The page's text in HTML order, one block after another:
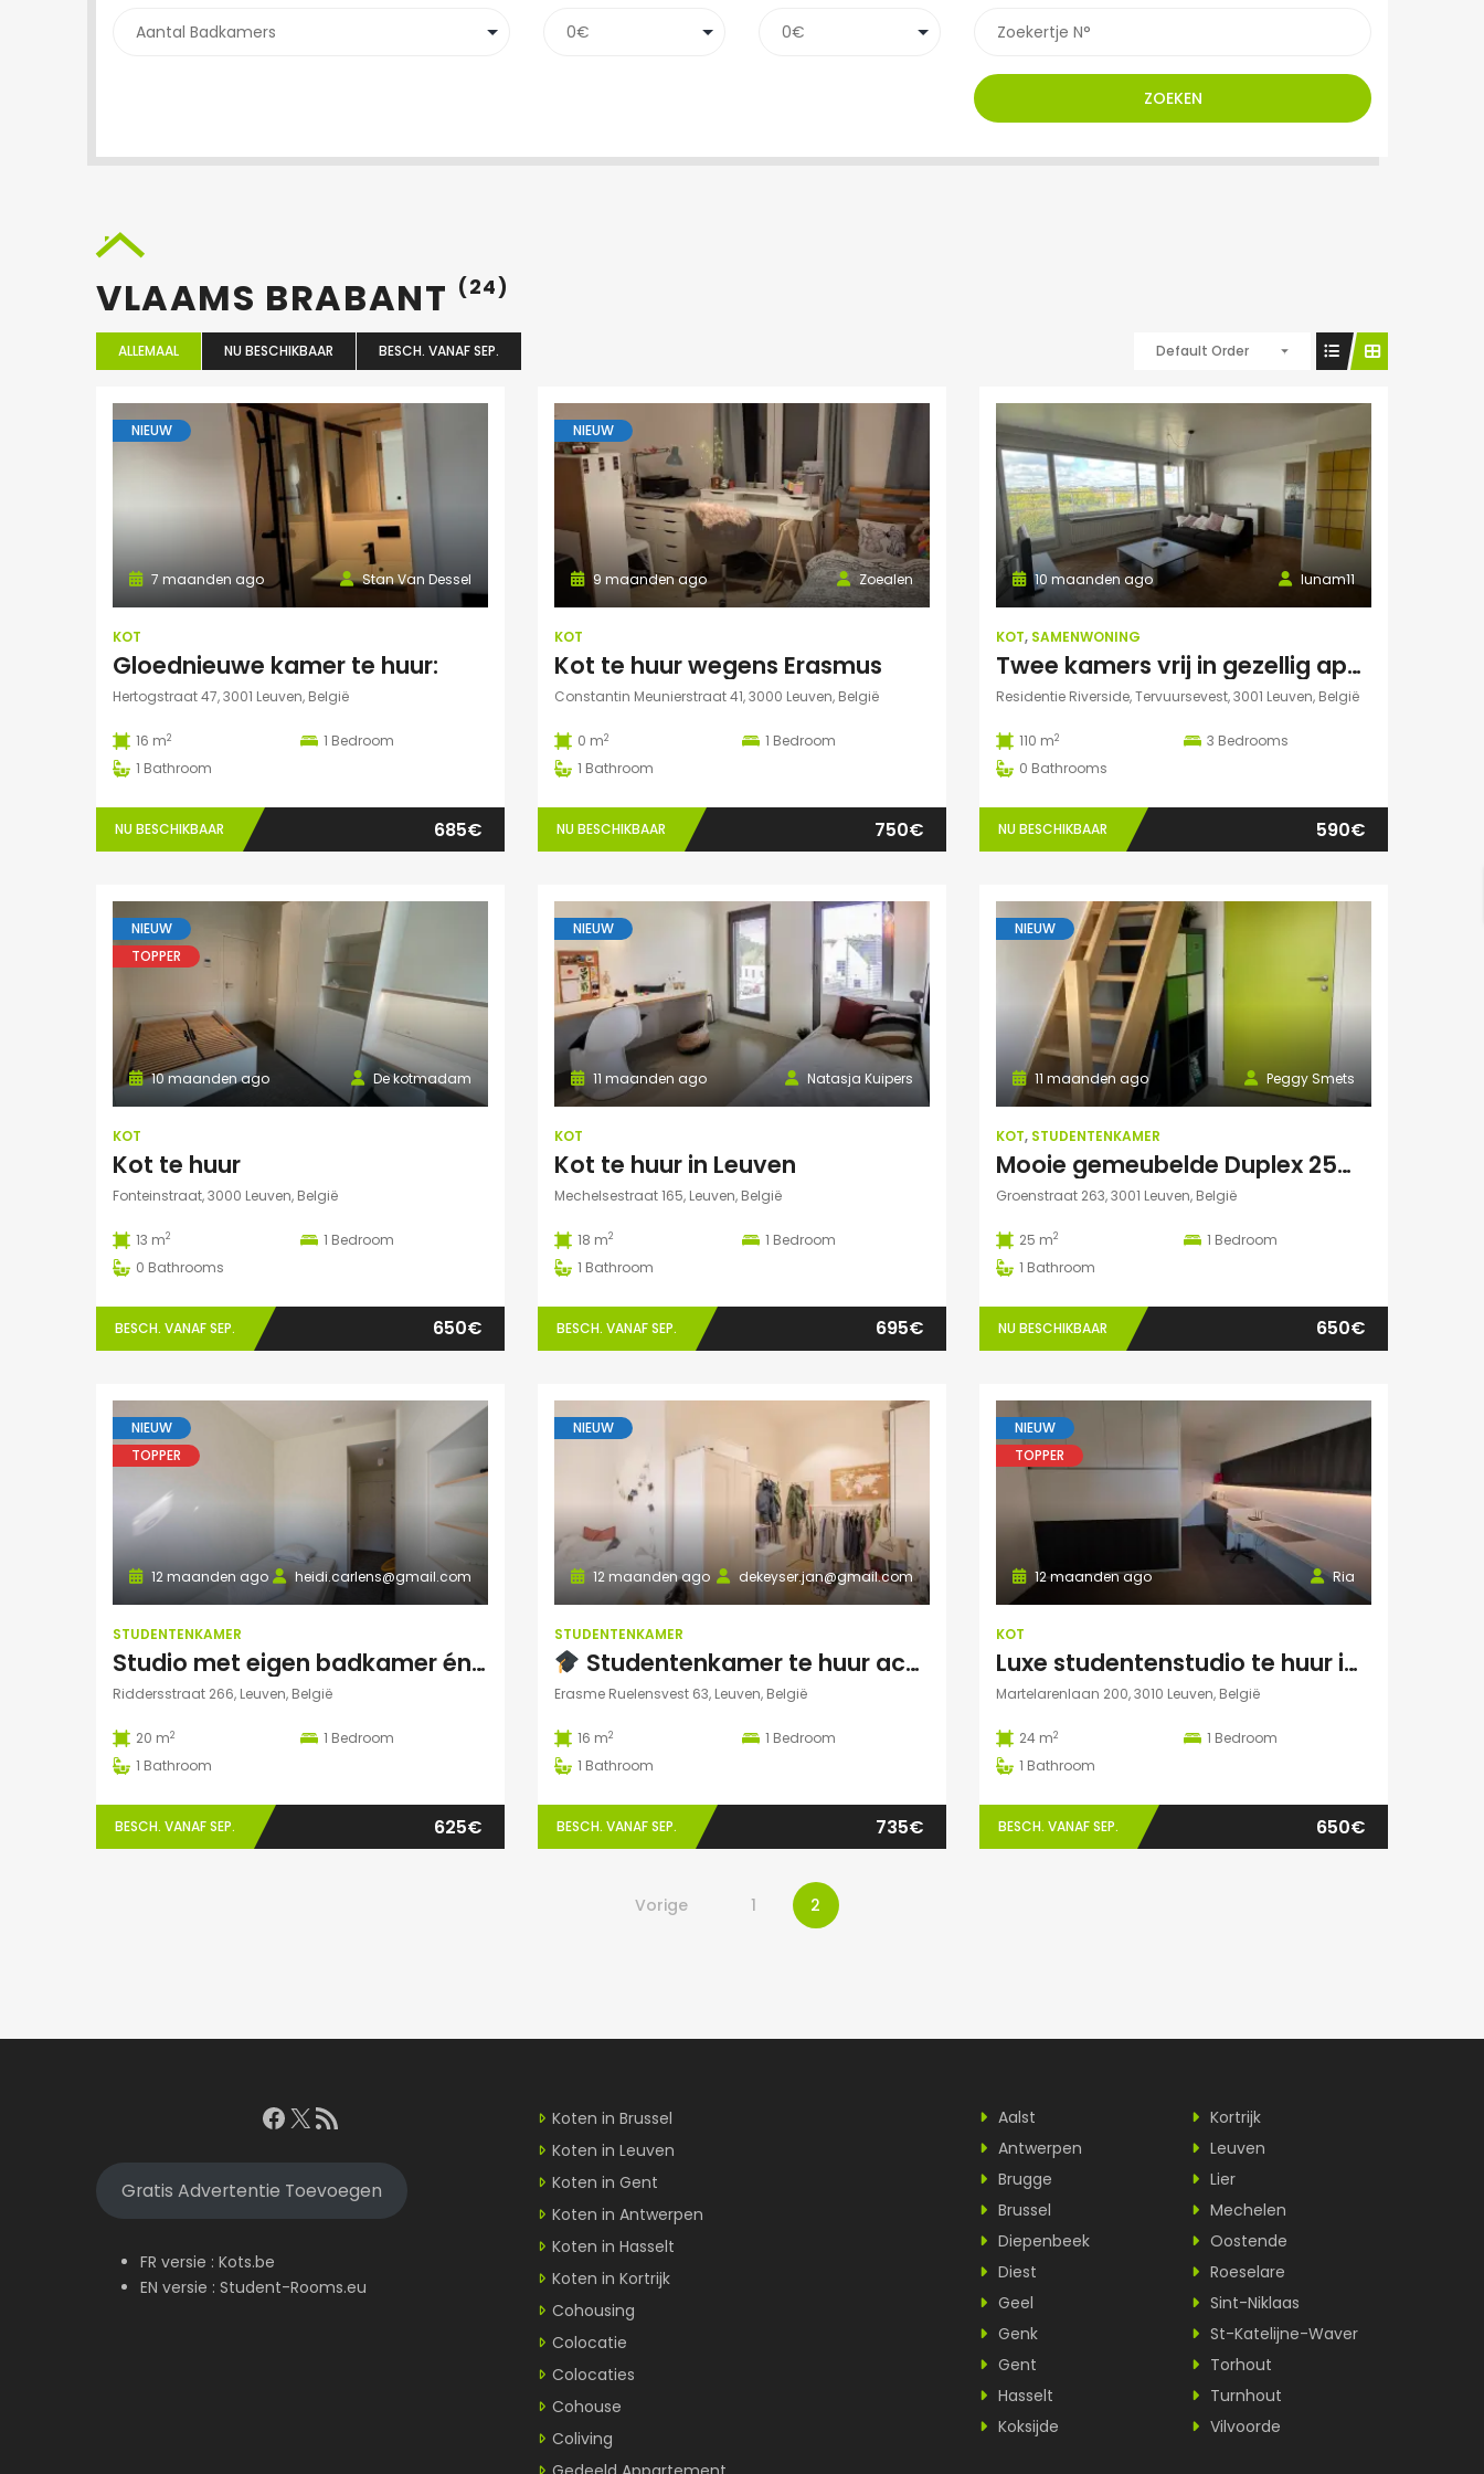
ZOEKEN
VLAAMS BRABANT (24)
ALLEMAAL NU BESCHIKBAAR BESCH. VANAF SEP. Default Order
NIEUW
Stan Van Dessel
7 maanden ago
KOT
Gloednieuwe kamer te huur:
Hertogstraat 47, 3001 Leuven, België
16 m2 1 Bedroom
1 Bathroom
NU BESCHIKBAAR 685€
NIEUW
Zoealen
9 maanden ago
KOT
Kot te huur wegens Erasmus
Constantin Meunierstraat 41, 3000 Leuven, België
0 m2 1 Bedroom
1 Bathroom
NU BESCHIKBAAR 750€
lunam11
10 maanden ago
KOT, SAMENWONING
Twee kamers vrij in gezellig appartement in Leuven :)
Residentie Riverside, Tervuursevest, 3001 Leuven, België
110 m2 3 Bedrooms
0 Bathrooms
NU BESCHIKBAAR 590€
NIEUW
TOPPER
De kotmadam
10 maanden ago
KOT
Kot te huur
Fonteinstraat, 3000 Leuven, België
13 m2 1 Bedroom
0 Bathrooms
BESCH. VANAF SEP. 650€
NIEUW
Natasja Kuipers
11 maanden ago
KOT
Kot te huur in Leuven
Mechelsestraat 165, Leuven, België
18 m2 1 Bedroom
1 Bathroom
BESCH. VANAF SEP. 695€
NIEUW
Peggy Smets
11 maanden ago
KOT, STUDENTENKAMER
Mooie gemeubelde Duplex 25m² in residentie met tuin
Groenstraat 263, 3001 Leuven, België
25 m2 1 Bedroom
1 Bathroom
NU BESCHIKBAAR 650€
NIEUW
TOPPER
heidi.carlens@gmail.com
12 maanden ago
STUDENTENKAMER
Studio met eigen badkamer én terrasje
Riddersstraat 266, Leuven, België
20 m2 1 Bedroom
1 Bathroom
BESCH. VANAF SEP. 625€
NIEUW
dekeyser.jan@gmail.com
12 maanden ago
STUDENTENKAMER
Studentenkamer te huur academiejaar 2025-2026 – Ruelensvest 63, Leuven (Naamsepoort)
Erasme Ruelensvest 63, Leuven, België
16 m2 1 Bedroom
1 Bathroom
BESCH. VANAF SEP. 735€
NIEUW
TOPPER
Ria
12 maanden ago
KOT
Luxe studentenstudio te huur in Leuven
Martelarenlaan 200, 3010 Leuven, België
24 m2 1 Bedroom
1 Bathroom
BESCH. VANAF SEP. 650€
Vorige 1 2
Facebook
X RSS feed
Gratis Advertentie Toevoegen
FR versie : Kots.be
EN versie : Student-Rooms.eu
Koten in Brussel
Koten in Leuven
Koten in Gent
Koten in Antwerpen
Koten in Hasselt
Koten in Kortrijk
Cohousing
Colocatie
Colocaties
Cohouse
Coliving
Aalst
Antwerpen
Brugge
Brussel
Diepenbeek
Diest
Geel
Genk
Gent
Hasselt
Koksijde
Kortrijk
Leuven
Lier
Mechelen
Oostende
Roeselare
Sint-Niklaas
St-Katelijne-Waver
Torhout
Turnhout
Vilvoorde